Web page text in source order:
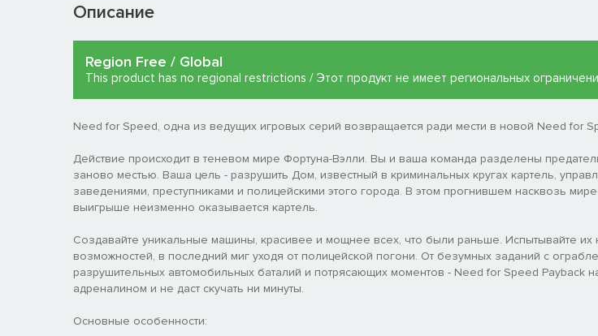
Описание
Region Free / Global
This product has no regional restrictions / Этот продукт не имеет региональных
Need for Speed, одна из ведущих игровых серий возвращается ради мести в новой Need for
Действие происходит в теневом мире Фортуна-Вэлли. Вы и ваша команда разделены
заново местью. Ваша цель - разрушить Дом, известный в криминальных кругах картель,
заведениями, преступниками и полицейскими этого города. В этом прогнившем насквозь
выигрыше неизменно оказывается картель.
Создавайте уникальные машины, красивее и мощнее всех, что были раньше. Испытывайте их
возможностей, в последний миг уходя от полицейской погони. От безумных заданий с
разрушительных автомобильных баталий и потрясающих моментов - Need for Speed Payback
адреналином и не даст скучать ни минуты.
Основные особенности: